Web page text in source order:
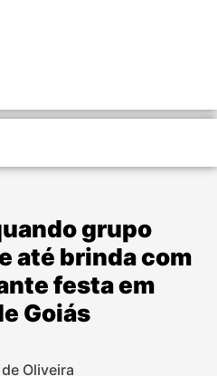
grupo
até brinda com
festa em
Goiás
Oliveira